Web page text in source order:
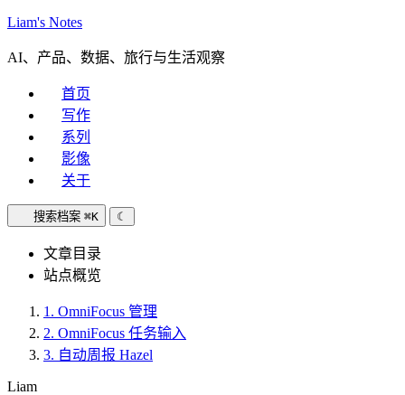
Liam's Notes
AI、产品、数据、旅行与生活观察
首页
写作
系列
影像
关于
搜索档案 ⌘K ☾
文章目录
站点概览
1. OmniFocus 管理
2. OmniFocus 任务输入
3. 自动周报 Hazel
Liam